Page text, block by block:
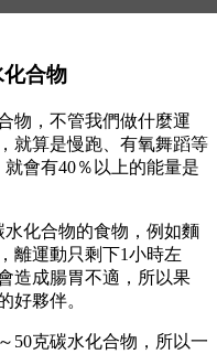
合物
物，不管我們做什麼運
就算是慢跑、有氧舞蹈等
會有40％以上的能量是
化合物的食物，例如麵
離運動只剩下1小時左
造成腸胃不適，所以果
好夥伴。
50克碳水化合物，所以一